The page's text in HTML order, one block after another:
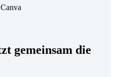
gemeinsam die